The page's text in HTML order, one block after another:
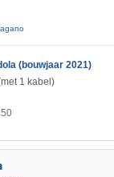
(bouwjaar 2021)
1 kabel)